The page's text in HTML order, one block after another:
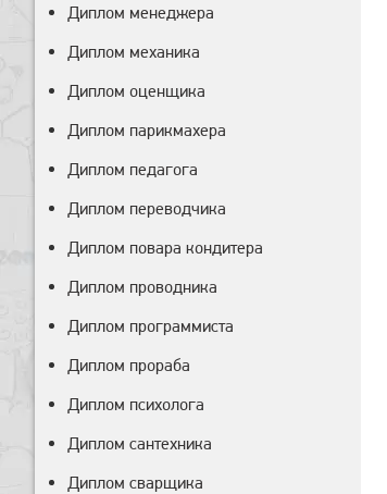
Диплом менеджера
Диплом механика
Диплом оценщика
Диплом парикмахера
Диплом педагога
Диплом переводчика
Диплом повара кондитера
Диплом проводника
Диплом программиста
Диплом прораба
Диплом психолога
Диплом сантехника
Диплом сварщика